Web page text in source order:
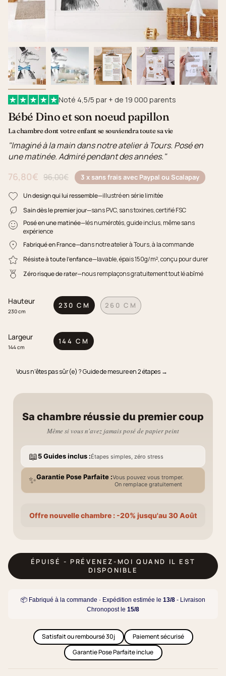
Noté 4,5/5 par + de 19 000 parents
Bébé Dino et son noeud papillon
La chambre dont votre enfant se souviendra toute sa vie
"Imaginé à la main dans notre atelier à Tours. Posé en
une matinée. Admiré pendant des années."
76,80€
Prix régulier96,00€ 3 x sans frais avec Paypal ou Scalapay
Un design qui lui ressemble—illustré en série limitée
Sain dès le premier jour—sans PVC, sans toxines, certifié FSC
Posé en une matinée—lés numérotés, guide inclus, même sans
expérience
Fabriqué en France—dans notre atelier à Tours, à la commande
Résiste à toute l'enfance—lavable, épais 150g/m², conçu pour durer
Zéro risque de rater—nous remplaçons gratuitement tout lé abîmé
Hauteur
230 cm
230 CM 260 CM
Largeur
144 cm
144 CM
Vous n'êtes pas sûr(e) ? Guide de mesure en 2 étapes →
Sa chambre réussie du premier coup
Même si vous n'avez jamais posé de papier peint
📖5 Guides inclus :Étapes simples, zéro stress
✨Garantie Pose Parfaite :Vous pouvez vous tromper.
On remplace gratuitement
Offre nouvelle chambre : -20% jusqu'au 30 Août
ÉPUISÉ - PRÉVENEZ-MOI QUAND IL EST
DISPONIBLE
📦 Fabriqué à la commande · Expédition estimée le 13/8 - Livraison
Chronopost le 15/8
Satisfait ou remboursé 30j
Paiement sécurisé
Garantie Pose Parfaite inclue